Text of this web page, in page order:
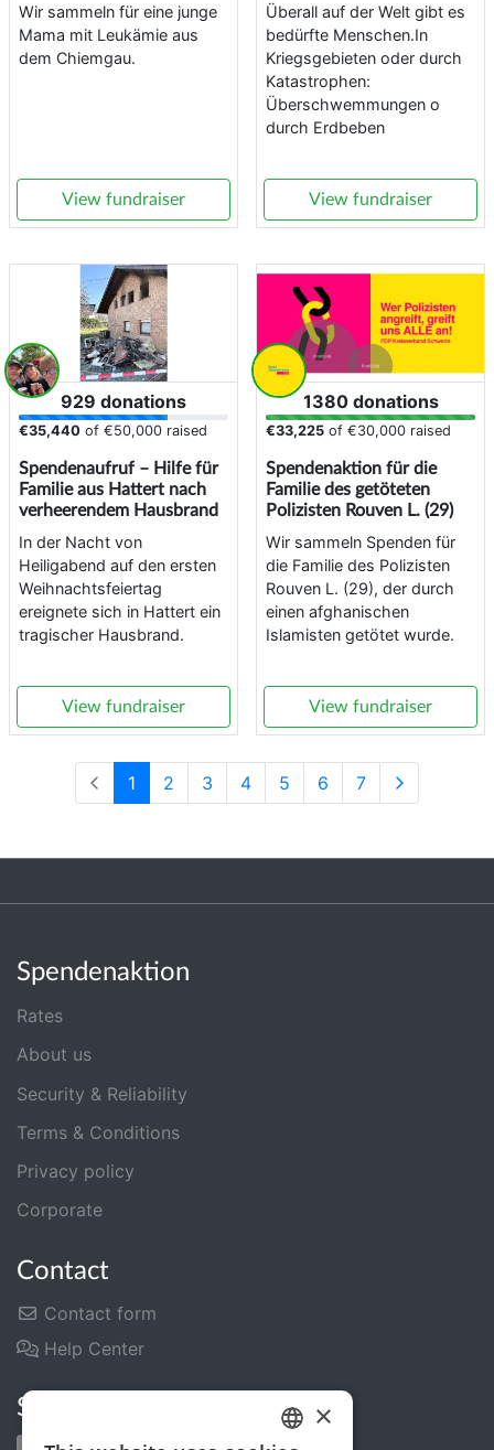
Wir sammeln für eine junge
Mama mit Leukämie aus
dem Chiemgau.
View fundraiser
Überall auf der Welt gibt es
bedürfte Menschen.In
Kriegsgebieten oder durch
Katastrophen:
Überschwemmungen o
durch Erdbeben
View fundraiser
929 donations
€35,440 of €50,000 raised
Spendenaufruf – Hilfe für
Familie aus Hattert nach
verheerendem Hausbrand
In der Nacht von
Heiligabend auf den ersten
Weihnachtsfeiertag
ereignete sich in Hattert ein
tragischer Hausbrand.
View fundraiser
1380 donations
€33,225 of €30,000 raised
Spendenaktion für die
Familie des getöteten
Polizisten Rouven L. (29)
Wir sammeln Spenden für
die Familie des Polizisten
Rouven L. (29), der durch
einen afghanischen
Islamisten getötet wurde.
View fundraiser
1 2 3 4 5 6 7
Spendenaktion
Rates
About us
Security & Reliability
Terms & Conditions
Privacy policy
Corporate
Contact
Contact form
Help Center
Share us ×